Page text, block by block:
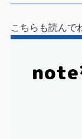
こちらも読んで